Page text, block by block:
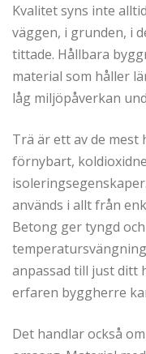
Kvalitet syns inte
väggen, i grunden, i
tittade. Hållbara
material som håller
låg miljöpåverkan
Trä är ett av de mest
förnybart,
används i allt från
Betong ger tyngd
anpassad till just ditt
erfaren byggherre
Det handlar också